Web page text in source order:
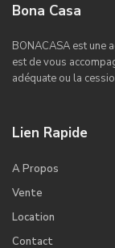
Bona Casa
BONACASA est une
est de vous
adéquate ou la
Lien Rapide
A Propos
Vente
Location
Contact